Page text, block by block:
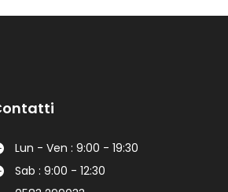
Lun - Ven : 9:00 - 19:30
Sab : 9:00 - 12:30